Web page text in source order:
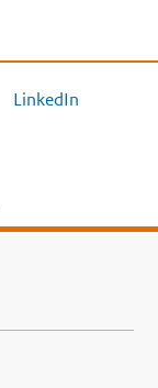
LinkedIn